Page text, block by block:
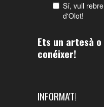
Ets un artesà
conéixer!
INFORMA'T!